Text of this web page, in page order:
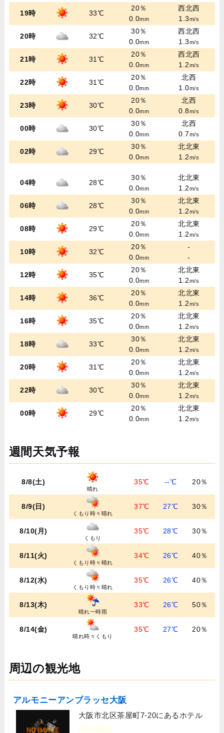
19時 33℃
20％
0.0mm
西北西
1.3m/s
20時 32℃
30％
0.0mm
西北西
1.3m/s
21時 31℃
20％
0.0mm
西北西
1.2m/s
22時 31℃
20％
0.0mm
北西
1.0m/s
23時 30℃
20％
0.0mm
北西
0.8m/s
00時 30℃
30％
0.0mm
北西
0.7m/s
02時 29℃
30％
0.0mm
北北東
1.2m/s
04時 28℃
30％
0.0mm
北北東
1.2m/s
06時 28℃
30％
0.0mm
北北東
1.2m/s
08時 29℃
20％
0.0mm
北北東
1.2m/s
10時 32℃
20％
0.0mm
-
-
12時 35℃
20％
0.0mm
北北東
1.2m/s
14時 36℃
20％
0.0mm
北北東
1.2m/s
16時 35℃
20％
0.0mm
北北東
1.2m/s
18時 33℃
30％
0.0mm
北北東
1.2m/s
20時 31℃
20％
0.0mm
北北東
1.2m/s
22時 30℃
30％
0.0mm
北北東
1.2m/s
00時 29℃
20％
0.0mm
北北東
1.2m/s
週間天気予報
8/8(土)
晴れ
35℃ --℃ 20％
8/9(日)
くもり時々晴れ
37℃ 27℃ 30％
8/10(月)
くもり
35℃ 28℃ 30％
8/11(火)
くもり時々晴れ
34℃ 26℃ 40％
8/12(水)
くもり時々晴れ
35℃ 26℃ 40％
8/13(木)
晴れ一時雨
33℃ 26℃ 50％
8/14(金)
晴れ時々くもり
35℃ 27℃ 20％
周辺の観光地
アルモニーアンブラッセ大阪
大阪市北区茶屋町7-20にあるホテル
[宿泊施設]